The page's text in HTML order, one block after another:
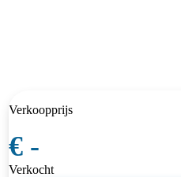
Verkoopprijs
€ -
Verkocht